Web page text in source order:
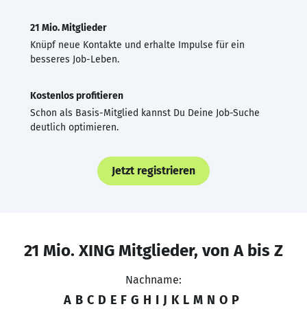
21 Mio. Mitglieder
Knüpf neue Kontakte und erhalte Impulse für ein
besseres Job-Leben.
Kostenlos profitieren
Schon als Basis-Mitglied kannst Du Deine Job-Suche
deutlich optimieren.
Jetzt registrieren
21 Mio. XING Mitglieder, von A bis Z
Nachname:
A B C D E F G H I J K L M N O P